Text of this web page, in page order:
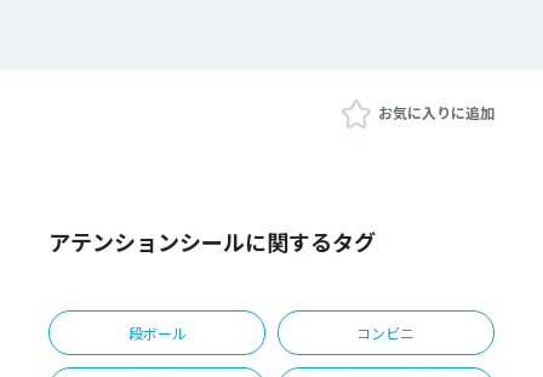
お気に入りに追加
アテンションシールに関するタグ
段ボール コンビニ